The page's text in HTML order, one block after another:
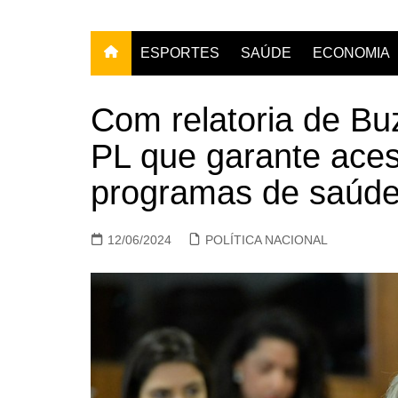
ESPORTES SAÚDE ECONOMIA
Com relatoria de
PL que garante
programas de
12/06/2024 POLÍTICA NACIONAL